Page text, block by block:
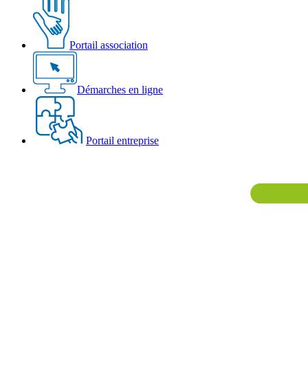
Portail association
Démarches en ligne
Portail entreprise